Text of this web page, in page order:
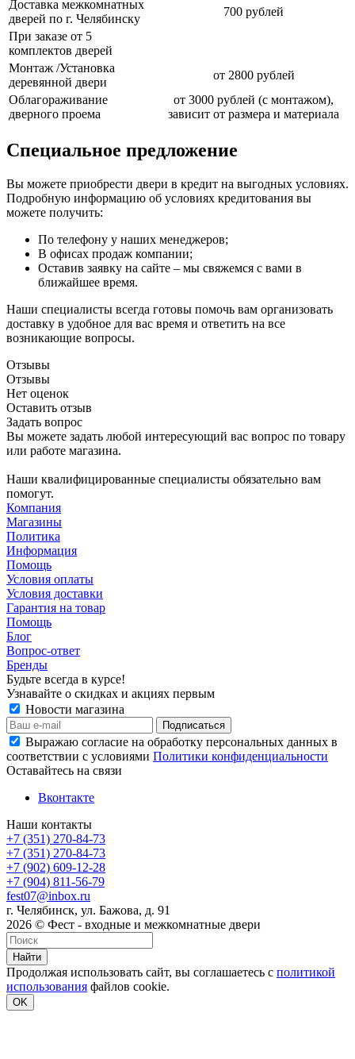
Доставка межкомнатных
дверей по г. Челябинску
700 рублей
При заказе от 5
комплектов дверей
Монтаж /Установка
деревянной двери
от 2800 рублей
Облагораживание
дверного проема
от 3000 рублей (с монтажом),
зависит от размера и материала
Специальное предложение
Вы можете приобрести двери в кредит на выгодных условиях.
Подробную информацию об условиях кредитования вы
можете получить:
По телефону у наших менеджеров;
В офисах продаж компании;
Оставив заявку на сайте – мы свяжемся с вами в
ближайшее время.
Наши специалисты всегда готовы помочь вам организовать
доставку в удобное для вас время и ответить на все
возникающие вопросы.
Отзывы
Отзывы
Нет оценок
Оставить отзыв
Задать вопрос
Вы можете задать любой интересующий вас вопрос по товару
или работе магазина.
Наши квалифицированные специалисты обязательно вам
помогут.
Компания
Магазины
Политика
Информация
Помощь
Условия оплаты
Условия доставки
Гарантия на товар
Помощь
Блог
Вопрос-ответ
Бренды
Будьте всегда в курсе!
Узнавайте о скидках и акциях первым
Новости магазина
Выражаю согласие на обработку персональных данных в
соответствии с условиями Политики конфиденциальности
Оставайтесь на связи
Вконтакте
Наши контакты
+7 (351) 270-84-73
+7 (351) 270-84-73
+7 (902) 609-12-28
+7 (904) 811-56-79
fest07@inbox.ru
г. Челябинск, ул. Бажова, д. 91
2026 © Фест - входные и межкомнатные двери
Найти
Продолжая использовать сайт, вы соглашаетесь с политикой
использования файлов cookie.
OK